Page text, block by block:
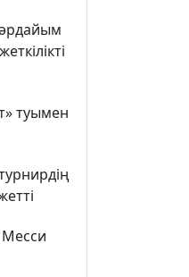
әрдайым
туымен
Месси